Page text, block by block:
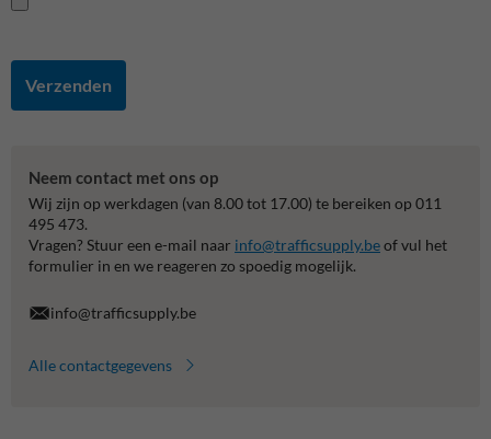
Verzenden
Neem contact met ons op
Wij zijn op werkdagen (van 8.00 tot 17.00) te bereiken op 011
495 473.
Vragen? Stuur een e-mail naar info@trafficsupply.beof vul het
formulier in en we reageren zo spoedig mogelijk.
info@trafficsupply.be
Alle contactgegevens